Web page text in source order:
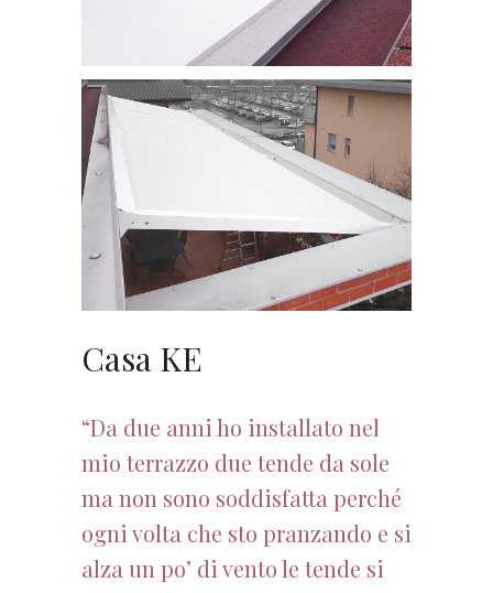
Casa KE
“Da due anni ho installato nel
mio terrazzo due tende da sole
ma non sono soddisfatta perché
ogni volta che sto pranzando e si
alza un po’ di vento le tende si